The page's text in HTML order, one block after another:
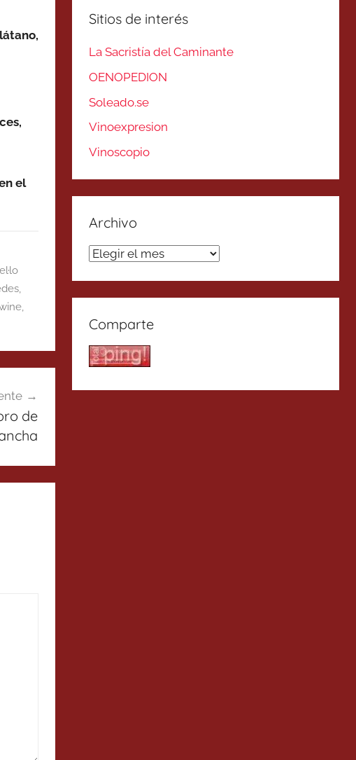
el
,
,
de
Sitios de interés
La Sacristía del Caminante
OENOPEDION
Soleado.se
Vinoexpresion
Vinoscopio
Archivo
Archivo
Comparte